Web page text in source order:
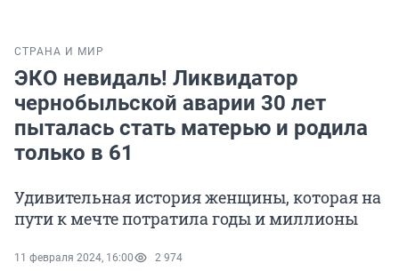
СТРАНА И МИР
ЭКО невидаль! Ликвидатор
чернобыльской аварии 30 лет
пыталась стать матерью и родила
только в 61
Удивительная история женщины, которая на
пути к мечте потратила годы и миллионы
11 февраля 2024, 16:00 2 974